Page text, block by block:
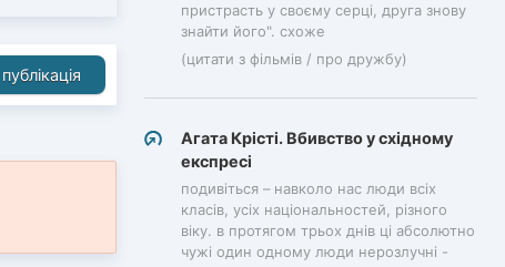
пристрасть у своєму серці, друга знову
знайти його". схоже
(цитати з фільмів / про дружбу)
Агата Крісті. Вбивство у східному
експресі
подивіться – навколо нас люди всіх
класів, усіх національностей, різного
віку. в протягом трьох днів ці абсолютно
чужі один одному люди нерозлучні -